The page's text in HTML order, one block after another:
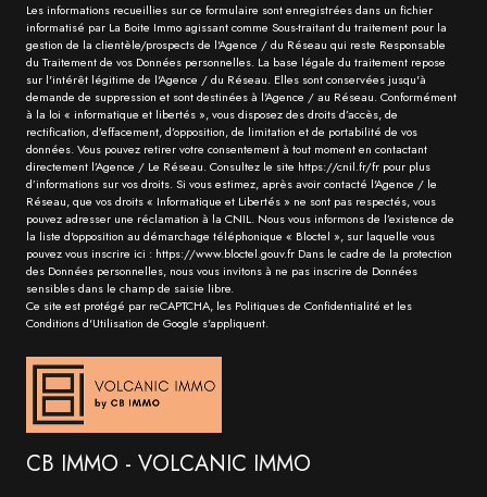
Les informations recueillies sur ce formulaire sont enregistrées dans un fichier
informatisé par La Boite Immo agissant comme Sous-traitant du traitement pour la
gestion de la clientèle/prospects de l'Agence / du Réseau qui reste Responsable
du Traitement de vos Données personnelles. La base légale du traitement repose
sur l'intérêt légitime de l'Agence / du Réseau. Elles sont conservées jusqu'à
demande de suppression et sont destinées à l'Agence / au Réseau. Conformément
à la loi « informatique et libertés », vous disposez des droits d’accès, de
rectification, d’effacement, d’opposition, de limitation et de portabilité de vos
données. Vous pouvez retirer votre consentement à tout moment en contactant
directement l’Agence / Le Réseau. Consultez le site https://cnil.fr/fr pour plus
d’informations sur vos droits. Si vous estimez, après avoir contacté l'Agence / le
Réseau, que vos droits « Informatique et Libertés » ne sont pas respectés, vous
pouvez adresser une réclamation à la CNIL. Nous vous informons de l’existence de
la liste d'opposition au démarchage téléphonique « Bloctel », sur laquelle vous
pouvez vous inscrire ici : https://www.bloctel.gouv.fr Dans le cadre de la protection
des Données personnelles, nous vous invitons à ne pas inscrire de Données
sensibles dans le champ de saisie libre.
Ce site est protégé par reCAPTCHA, les Politiques de Confidentialité et les
Conditions d'Utilisation de Google s'appliquent.
CB IMMO - VOLCANIC IMMO